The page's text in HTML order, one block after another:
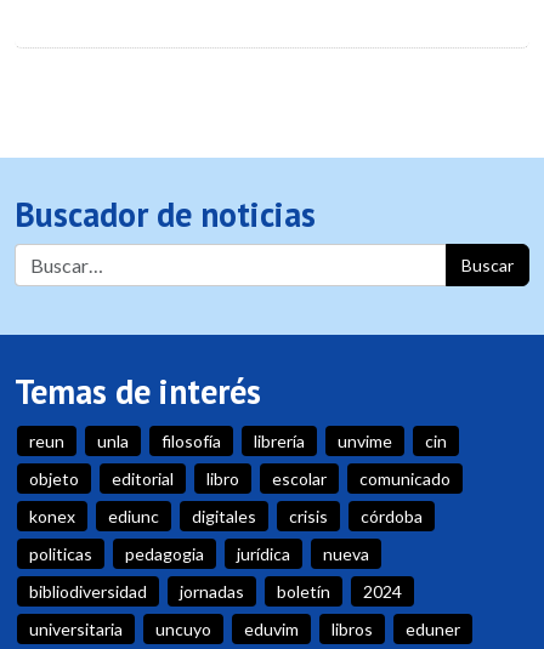
Buscador de noticias
Buscar
Temas de interés
reun unla filosofía librería unvime
cin
objeto
editorial libro escolar
comunicado
konex
ediunc digitales crisis
córdoba
politicas
pedagogia jurídica
nueva
bibliodiversidad
jornadas boletín
2024
universitaria
uncuyo eduvim libros
eduner